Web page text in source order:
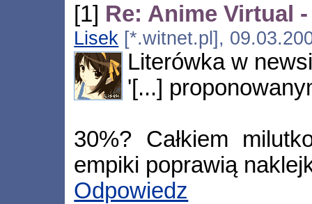
[1] Re: Anime Virtual
Lisek [*.witnet.pl],
Literówka w
'[...]
30%? Całkiem
empiki poprawią
Odpowiedz